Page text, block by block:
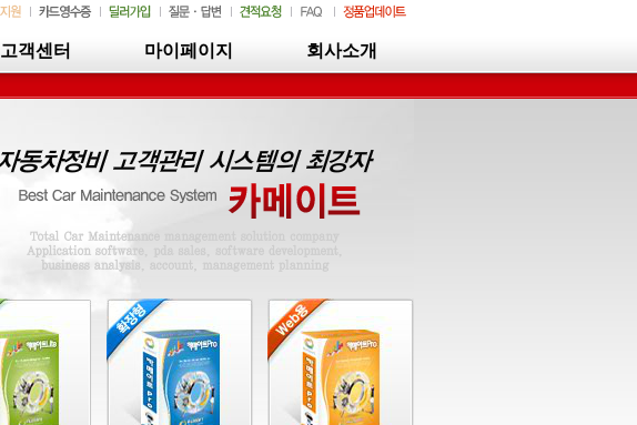
고객센터 마이페이지 회사소개